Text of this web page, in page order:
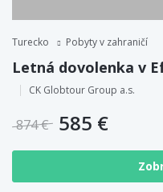
Turecko Pobyty v zahraničí
Letná dovolenka v
CK Globtour Group a.s.
874 € 585 €